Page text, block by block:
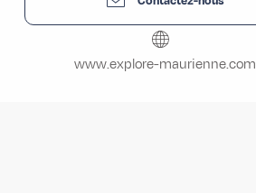
www.explore-maurienne.com